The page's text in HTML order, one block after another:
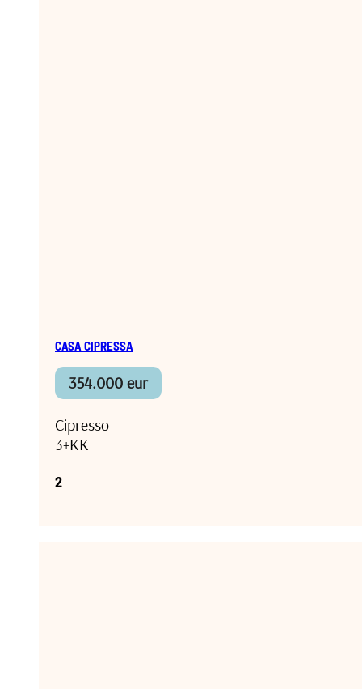
CASA CIPRESSA
354.000 eur
Cipresso
3+KK
2